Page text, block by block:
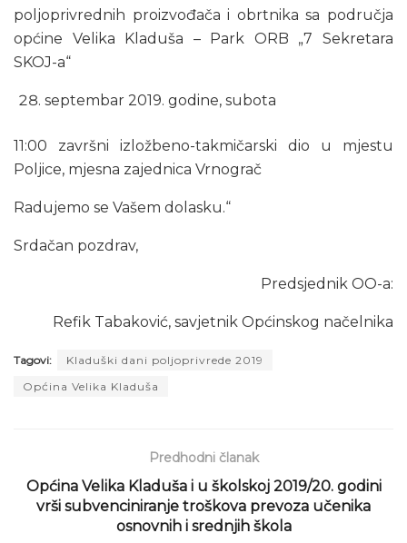
poljoprivrednih proizvođača i obrtnika sa područja
općine Velika Kladuša – Park ORB „7 Sekretara
SKOJ-a“
septembar 2019. godine, subota
11:00 završni izložbeno-takmičarski dio u mjestu
Poljice, mjesna zajednica Vrnograč
Radujemo se Vašem dolasku.“
Srdačan pozdrav,
Predsjednik OO-a:
Refik Tabaković, savjetnik Općinskog načelnika
Tagovi:
Kladuški dani poljoprivrede 2019
Općina Velika Kladuša
Predhodni članak
Općina Velika Kladuša i u školskoj 2019/20. godini
vrši subvenciniranje troškova prevoza učenika
osnovnih i srednjih škola